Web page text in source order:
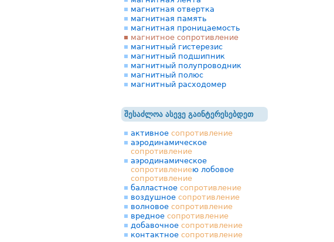
магнитная отвертка
магнитная память
магнитная проницаемость
магнитное сопротивление
магнитный гистерезис
магнитный подшипник
магнитный полупроводник
магнитный полюс
магнитный расходомер
შესაძლოა ასევე გაინტერესებდეთ
активное сопротивление
аэродинамическое
сопротивление
аэродинамическое
сопротивлениею лобовое
сопротивление
балластное сопротивление
воздушное сопротивление
волновое сопротивление
вредное сопротивление
добавочное сопротивление
контактное сопротивление